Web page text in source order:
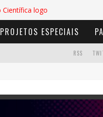
PROJETOS ESPECIAIS
RSS